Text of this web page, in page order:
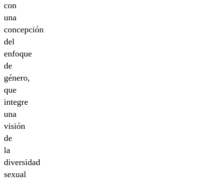
con
una
concepción
del
enfoque
de
género,
que
integre
una
visión
de
la
diversidad
sexual